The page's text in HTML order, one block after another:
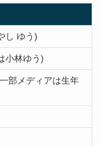
し ゆう)
小林ゆう)
部メディアは生年